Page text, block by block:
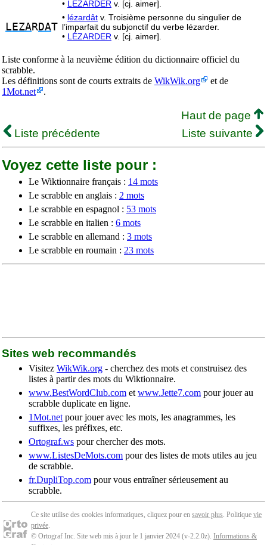
• LÉZARDER v. [cj. aimer].
LEZARDAT
• lézardât v. Troisième personne du singulier de
l’imparfait du subjonctif du verbe lézarder.
• LÉZARDER v. [cj. aimer].
Liste conforme à la neuvième édition du dictionnaire officiel du
scrabble.
Les définitions sont de courts extraits de WikWik.org
et de
1Mot.net
.
Haut de page
Liste précédente
Liste suivante
Voyez cette liste pour :
Le Wiktionnaire français : 14 mots
Le scrabble en anglais : 2 mots
Le scrabble en espagnol : 53 mots
Le scrabble en italien : 6 mots
Le scrabble en allemand : 3 mots
Le scrabble en roumain : 23 mots
Sites web recommandés
Visitez WikWik.org - cherchez des mots et construisez des
listes à partir des mots du Wiktionnaire.
www.BestWordClub.com et www.Jette7.com pour jouer au
scrabble duplicate en ligne.
1Mot.net pour jouer avec les mots, les anagrammes, les
suffixes, les préfixes, etc.
Ortograf.ws pour chercher des mots.
www.ListesDeMots.com pour des listes de mots utiles au jeu
de scrabble.
fr.DupliTop.com pour vous entraîner sérieusement au
scrabble.
Ce site utilise des cookies informatiques, cliquez pour en savoir plus. Politique vie
privée.
© Ortograf Inc. Site web mis à jour le 1 janvier 2024 (v-2.2.0z). Informations &